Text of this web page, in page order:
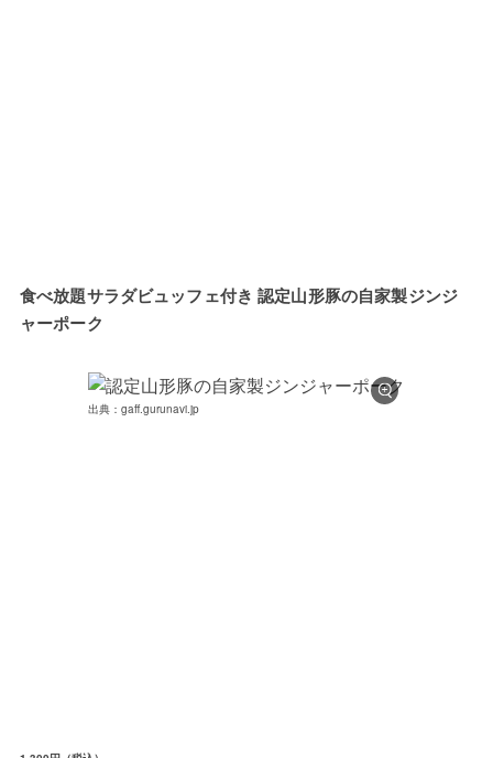
食べ放題サラダビュッフェ付き 認定山形豚の自家製ジンジ
ャーポーク
出典：gaff.gurunavi.jp